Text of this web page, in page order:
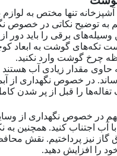
تنها مختص به
توضیح نکاتی در خصوص
برقی را باید دور از
تکه‌های گوشت به ابعاد
چرخ گوشت وارد نکنید.
مقدار زیادی آب هستند
در خصوص نگهداری از
را قبل از پر شدن
در خصوص نگهداری از
با آب اجتناب کنید. همچنین
نیز پرداختیم. نقش
را افزایش دهید.